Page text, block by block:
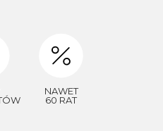
NAWET
60 RAT